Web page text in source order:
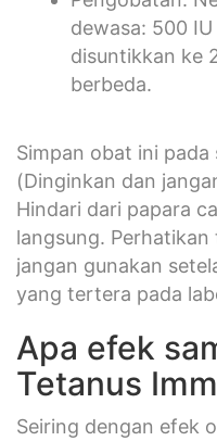
dewasa: 500
disuntikkan ke
berbeda.
Simpan obat ini pada
(Dinginkan dan
Hindari dari papara
langsung.
jangan gunakan
yang tertera pada
Apa efek
Tetanus
Seiring dengan efek